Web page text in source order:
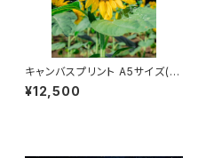
キャンバスプリント A5サイズ(大
好きなのは)
¥12,500